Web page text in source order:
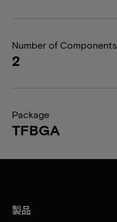
Number of Components
2
Package
TFBGA
製品